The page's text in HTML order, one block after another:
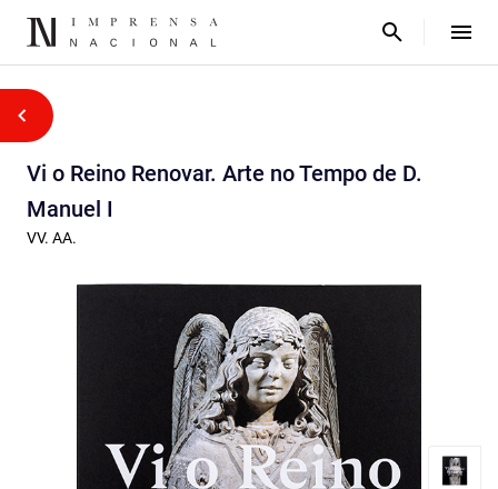
Vi o Reino Renovar. Arte no Tempo de D.
Manuel I
VV. AA.